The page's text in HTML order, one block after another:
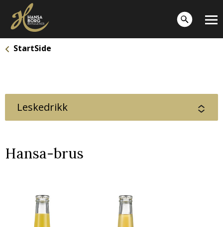
StartSide
Leskedrikk
Hansa-brus